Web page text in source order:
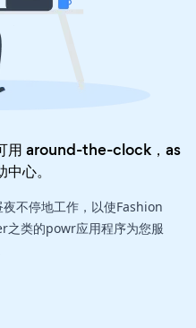
用 around-the-clock，as
中心。
不停地工作，以使Fashion
类的powr应用程序为您服